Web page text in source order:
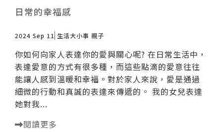
日常的幸福感
2024 Sep 11 生活大小事 親子
你如何向家人表達你的愛與關心呢? 在日常生活中，
表達愛意的方式有很多種，而這些點滴的愛意往往
能讓人感到溫暖和幸福。對於家人來說，愛是通過
細微的行動和真誠的表達來傳遞的。 我的女兒表達
她對我...
閱讀更多